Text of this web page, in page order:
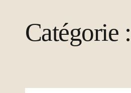
Catégorie :